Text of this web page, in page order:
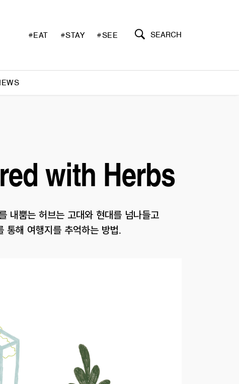
#EAT #STAY #SEE SEARCH
with Herbs
내뿜는 허브는 고대와 현대를 넘나들고
통해 여행지를 추억하는 방법.